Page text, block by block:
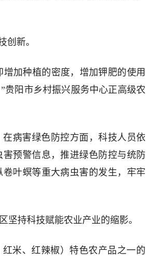
创新。
增加种植的密度，增加钾肥的使用
贵阳市乡村振兴服务中心正高级农
病害绿色防控方面，科技人员依
预警信息，推进绿色防控与统防
叶螟等重大病虫害的发生，牢牢
坚持科技赋能农业产业的缩影。
米、红辣椒）特色农产品之一的